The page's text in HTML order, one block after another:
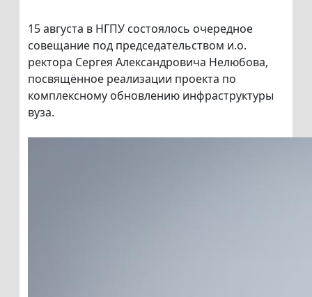
15 августа в НГПУ состоялось очередное
совещание под председательством и.о.
ректора Сергея Александровича Нелюбова,
посвящённое реализации проекта по
комплексному обновлению инфраструктуры
вуза.